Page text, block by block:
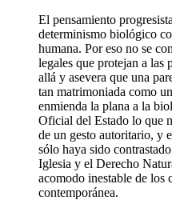
El pensamiento
determinismo biológico
humana. Por eso no se
legales que protejan a las
allá y asevera que una
tan matrimoniada como
enmienda la plana a la
Oficial del Estado lo que
de un gesto autoritario, y
sólo haya sido
Iglesia y el Derecho
acomodo inestable de los
contemporánea.